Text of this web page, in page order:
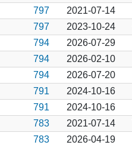
797 2021-07-14
797 2023-10-24
794 2026-07-29
794 2026-02-10
794 2026-07-20
791 2024-10-16
791 2024-10-16
783 2021-07-14
783 2026-04-19